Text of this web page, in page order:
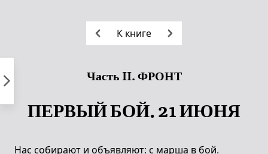
К книге
Часть II. ФРОНТ
ПЕРВЫЙ БОЙ. 21 ИЮНЯ
Нас собирают и объявляют: с марша в бой.